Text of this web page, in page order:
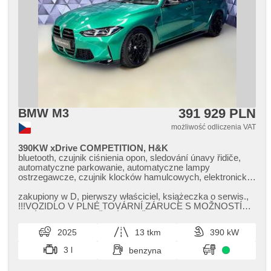
BMW M3 391 929 PLN
możliwość odliczenia VAT
390KW xDrive COMPETITION, H&K
bluetooth, czujnik ciśnienia opon, sledování únavy řidiče,
automatyczne parkowanie, automatyczne lampy
ostrzegawcze, czujnik klocków hamulcowych, elektronická
bezklíčové startování, start-stop systém, komputer
pokładowy, digitální příjem rádia (DAB), AUX, USB,
počítače, radio fabryczne, bezdrátová nabíječka mobilních
telefonů, Apple CarPlay, Android Auto, kierownica
wielofunkcyjna, regulowana kierownica, schowek z
klimatyzacją, ambientní osvětlení interiéru, zadní loketní
zakupiony w D,​ pierwszy właściciel,​ książeczka o serwis.,​
!!!VOZIDLO V PLNÉ TOVÁRNÍ ZÁRUCE S MOŽNOSTÍ
2025 13 tkm
390 kW
3 l
benzyna